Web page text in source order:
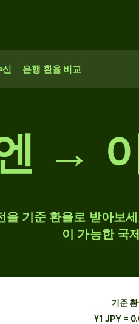
신 은행 환율 비교
→
기준 환율로 받아보
이 가능한 국
기준
¥1 JPY =